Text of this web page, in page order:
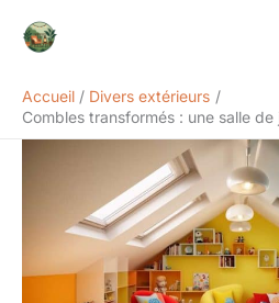
Accueil
Divers extérieurs
Combles transformés : une salle